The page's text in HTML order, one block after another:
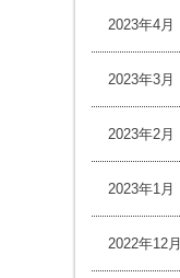
2023年4月
2023年3月
2023年2月
2023年1月
2022年12月